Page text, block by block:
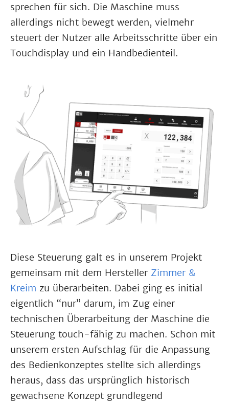
sprechen für sich. Die Maschine muss
allerdings nicht bewegt werden, vielmehr
steuert der Nutzer alle Arbeitsschritte über ein
Touchdisplay und ein Handbedienteil.
Diese Steuerung galt es in unserem Projekt
gemeinsam mit dem Hersteller Zimmer &
Kreim zu überarbeiten. Dabei ging es initial
eigentlich “nur” darum, im Zug einer
technischen Überarbeitung der Maschine die
Steuerung touch-fähig zu machen. Schon mit
unserem ersten Aufschlag für die Anpassung
des Bedienkonzeptes stellte sich allerdings
heraus, dass das ursprünglich historisch
gewachsene Konzept grundlegend